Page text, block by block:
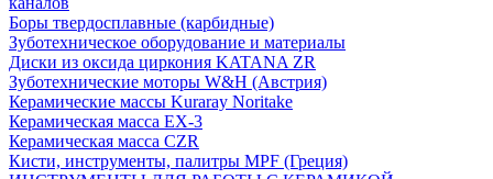
Боры твердосплавные (карбидные)
Зуботехническое оборудование и материалы
Диски из оксида циркония KATANA ZR
Зуботехнические моторы W&H (Австрия)
Керамические массы Kuraray Noritake
Керамическая масса EX-3
Керамическая масса CZR
Кисти, инструменты, палитры MPF (Греция)